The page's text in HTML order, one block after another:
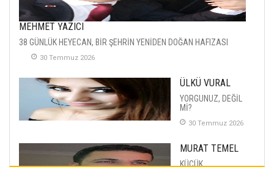
MEHMET YAZICI
38 GÜNLÜK HEYECAN, BİR ŞEHRİN YENİDEN DOĞAN HAFIZASI
30 Temmuz 2026
ÜLKÜ VURAL
YORGUNUZ, DEĞİL
Mİ?
30 Temmuz 2026
MURAT TEMEL
KÜÇÜK